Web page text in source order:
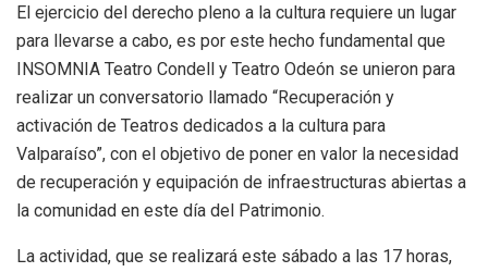
El ejercicio del derecho pleno a la cultura requiere un lugar
para llevarse a cabo, es por este hecho fundamental que
INSOMNIA Teatro Condell y Teatro Odeón se unieron para
realizar un conversatorio llamado “Recuperación y
activación de Teatros dedicados a la cultura para
Valparaíso”, con el objetivo de poner en valor la necesidad
de recuperación y equipación de infraestructuras abiertas a
la comunidad en este día del Patrimonio.
La actividad, que se realizará este sábado a las 17 horas,